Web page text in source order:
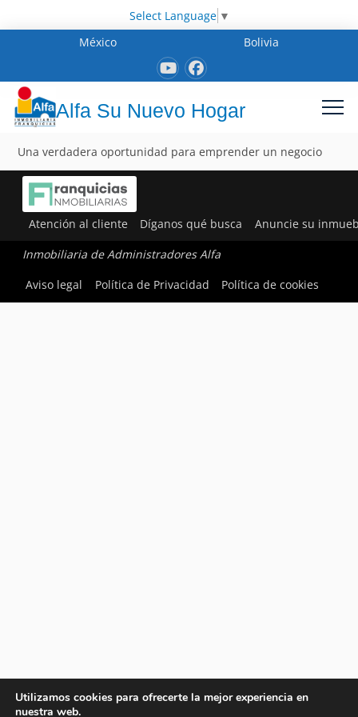
Select Language ▼
México
Bolivia
Alfa Su Nuevo Hogar
Una verdadera oportunidad para emprender un negocio
Atención al cliente Díganos qué busca Anuncie su
Inmobiliaria de Administradores Alfa
Aviso legal
Política de Privacidad Política de cookies
Utilizamos cookies para ofrecerte la mejor experiencia en
nuestra web.